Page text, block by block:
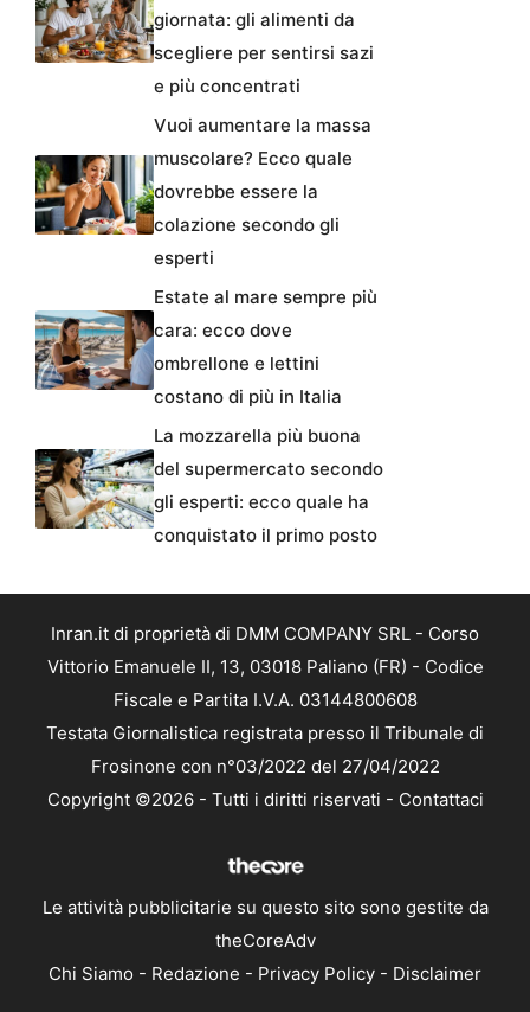
giornata: gli alimenti da
scegliere per sentirsi sazi
e più concentrati
Vuoi aumentare la massa
muscolare? Ecco quale
dovrebbe essere la
colazione secondo gli
esperti
Estate al mare sempre più
cara: ecco dove
ombrellone e lettini
costano di più in Italia
La mozzarella più buona
del supermercato secondo
gli esperti: ecco quale ha
conquistato il primo posto
Inran.it di proprietà di DMM COMPANY SRL - Corso
Vittorio Emanuele II, 13, 03018 Paliano (FR) - Codice
Fiscale e Partita I.V.A. 03144800608
Testata Giornalistica registrata presso il Tribunale di
Frosinone con n°03/2022 del 27/04/2022
Copyright ©2026 - Tutti i diritti riservati - Contattaci
Le attività pubblicitarie su questo sito sono gestite da
theCoreAdv
Chi Siamo - Redazione - Privacy Policy - Disclaimer